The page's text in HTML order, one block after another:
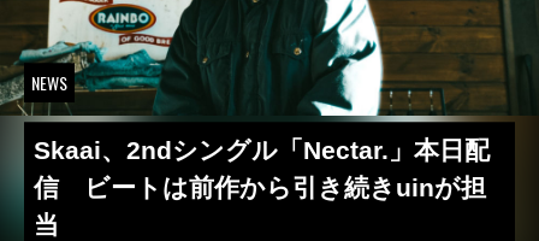
NEWS
Skaai、2ndシングル「Nectar.」本日配
信 ビートは前作から引き続きuinが担
当